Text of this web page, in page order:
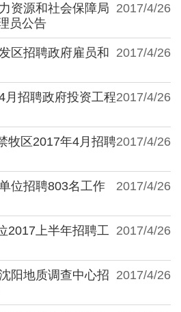
2017/4/26
资源和社会保障局
员公告
2017/4/26
区招聘政府雇员和
2017/4/26
月招聘政府投资工程
2017/4/26
牧区2017年4月招聘
2017/4/26
位招聘803名工作
2017/4/26
2017上半年招聘工
2017/4/26
阳地质调查中心招